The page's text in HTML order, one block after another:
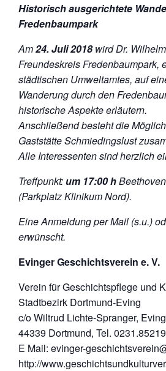
Historisch ausgerichtete
Fredenbaumpark
Am24. Juli 2018wird Dr.
Freundeskreis Fredenbaumpark,
städtischen Umweltamtes, auf
Wanderung durch den
historische Aspekte erläutern.
Anschließend besteht die
Gaststätte Schmiedingslust
Alle Interessenten sind herzlich
Treffpunkt:um 17:00 h
(Parkplatz Klinikum Nord).
Eine Anmeldung per Mail (s.u.)
erwünscht.
Evinger Geschichtsverein e. V.
Verein für Geschichtspflege und
Stadtbezirk Dortmund-Eving
c/o Wiltrud Lichte-Spranger,
44339 Dortmund, Tel.
E Mail: evinger-
http://